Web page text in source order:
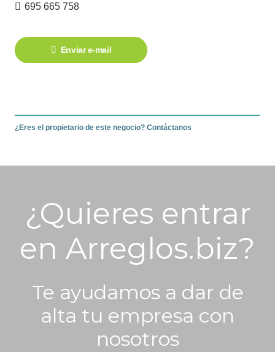
695 665 758
Enviar e-mail
¿Eres el propietario de este negocio? Contáctanos
¿Quieres entrar
en Arreglos.biz?
Te ayudamos a dar de
alta tu empresa con
nosotros